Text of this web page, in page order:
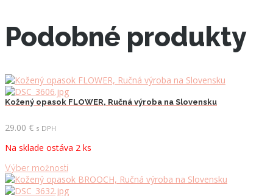
Podobné produkty
Kožený opasok FLOWER, Ručná výroba na Slovensku
29.00 € s DPH
Na sklade ostáva 2 ks
Výber možnostíTento
produkt
má